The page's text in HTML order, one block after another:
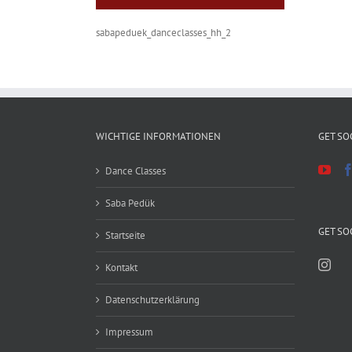
sabapeduek_danceclasses_hh_2
WICHTIGE INFORMATIONEN
Dance Classes
Saba Pedük
Startseite
Kontakt
Datenschutzerklärung
Impressum
GET
GET